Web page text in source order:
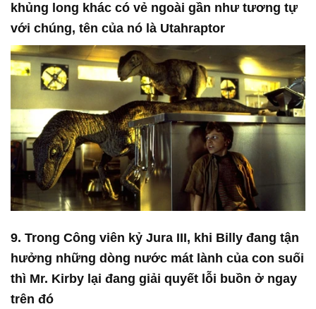
khủng long khác có vẻ ngoài gần như tương tự
với chúng, tên của nó là Utahraptor
9. Trong Công viên kỷ Jura III, khi Billy đang tận
hưởng những dòng nước mát lành của con suối
thì Mr. Kirby lại đang giải quyết lỗi buồn ở ngay
trên đó